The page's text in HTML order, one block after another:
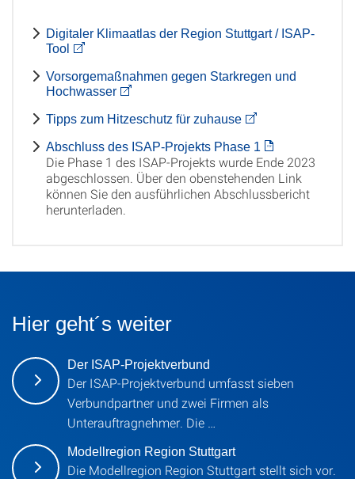
Digitaler Klimaatlas der Region Stuttgart / ISAP-
Tool
Vorsorgemaßnahmen gegen Starkregen und
Hochwasser
Tipps zum Hitzeschutz für zuhause
Abschluss des ISAP-Projekts Phase 1
Die Phase 1 des ISAP-Projekts wurde Ende 2023
abgeschlossen. Über den obenstehenden Link
können Sie den ausführlichen Abschlussbericht
herunterladen.
Hier geht´s weiter
Der ISAP-Projektverbund
Der ISAP-Projektverbund umfasst sieben
Verbundpartner und zwei Firmen als
Unterauftragnehmer. Die …
Modellregion Region Stuttgart
Die Modellregion Region Stuttgart stellt sich vor.